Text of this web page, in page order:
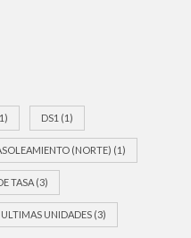
DS1 (1)
(NORTE) (1)
TASA (3)
ULTIMAS UNIDADES (3)